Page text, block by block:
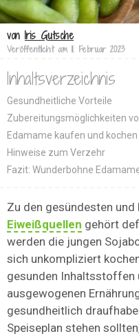
von Iris Gutsche
Veröffentlicht am 11. Februar 2023
Inhaltsverzeichnis
Gesundheitliche Vorteile
Zubereitungsmöglichkeiten
Edamame kaufen und kochen
Hinweise zum Verzehr
Fazit: Wunderbohne
Zu den gesündesten und
Eiweißquellen gehört
werden die jungen
sich unkompliziert
gesunden Inhaltsstoffen
ausgewogenen
gesundheitlich
Speiseplan stehen